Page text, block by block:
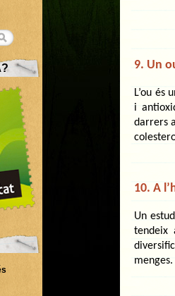
9. Un
L’ou és
i
darrers
10. A
Un
tendeix
menges.